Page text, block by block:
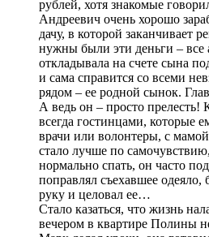
рублей, хотя знакомые
Андреевич очень хорошо
дачу, в которой заканчивает
нужны были эти деньги – все
откладывала на счете сына
и сама справится со всеми
рядом – ее родной сынок.
А ведь он – просто
всегда гостинцами, которые
врачи или волонтеры, с
стало лучше по
нормально спать, он часто
поправлял съехавшее одеяло,
руку и целовал ее…
Стало казаться, что жизнь
вечером в квартире Полины